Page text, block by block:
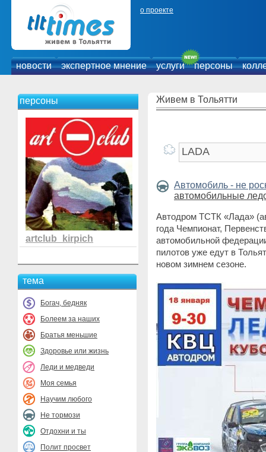
о проекте
новости экспертное мнение услуги персоны
персоны
artclub_kirpich
тема
Богач, бедняк
Болеем за наших
Братья меньшие
Здоровье или жизнь
Леди и медведи
Моя семья
Научим любого
Не тормози
Отдохни и ты
Полит просвет
Живем в Тольятти
Автомобиль - не
автомобильные
Автодром ТСТК «Лада»
года Чемпионат,
автомобильной
пилотов уже едут в
новом зимнем сезоне.